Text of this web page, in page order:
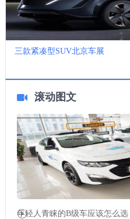
三款紧凑型SUV北京车展
滚动图文
年轻人青睐的B级车应该怎么